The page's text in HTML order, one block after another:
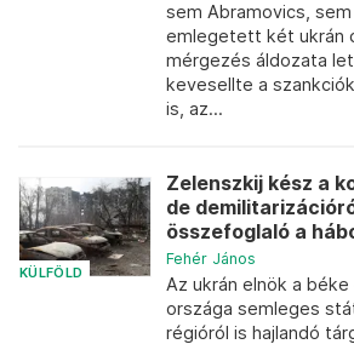
sem Abramovics,
emlegetett két ukrán
mérgezés áldozata
kevesellte a
is, az...
KÜLFÖLD
Zelenszkij kész a
de
összefoglaló a
Fehér János
Az ukrán elnök a
országa semleges
régióról is hajlandó